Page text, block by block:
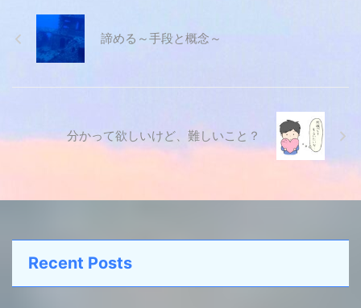
諦める～手段と概念～
分かって欲しいけど、難しいこと？
Recent Posts